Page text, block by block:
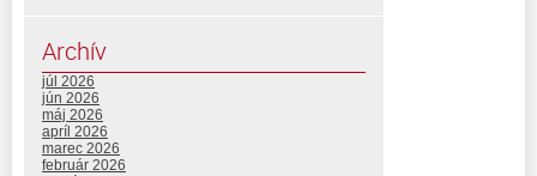
Archív
júl 2026
jún 2026
máj 2026
apríl 2026
marec 2026
február 2026